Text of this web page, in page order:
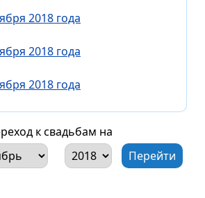
2018 года
2018 года
2018 года
к свадьбам на